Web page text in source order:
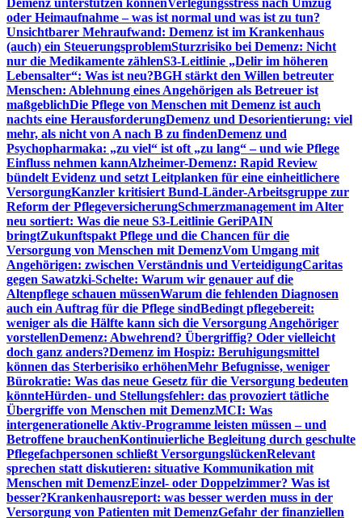
Demenz unterstützen könnenVerlegungsstress nach Umzug
oder Heimaufnahme – was ist normal und was ist zu tun?
Unsichtbarer Mehraufwand: Demenz ist im Krankenhaus
(auch) ein SteuerungsproblemSturzrisiko bei Demenz: Nicht
nur die Medikamente zählenS3-Leitlinie „Delir im höheren
Lebensalter“: Was ist neu?BGH stärkt den Willen betreuter
Menschen: Ablehnung eines Angehörigen als Betreuer ist
maßgeblichDie Pflege von Menschen mit Demenz ist auch
nachts eine HerausforderungDemenz und Desorientierung: viel
mehr, als nicht von A nach B zu findenDemenz und
Psychopharmaka: „zu viel“ ist oft „zu lang“ – und wie Pflege
Einfluss nehmen kannAlzheimer-Demenz: Rapid Review
bündelt Evidenz und setzt Leitplanken für eine einheitlichere
VersorgungKanzler kritisiert Bund-Länder-Arbeitsgruppe zur
Reform der PflegeversicherungSchmerzmanagement im Alter
neu sortiert: Was die neue S3-Leitlinie GeriPAIN
bringtZukunftspakt Pflege und die Chancen für die
Versorgung von Menschen mit DemenzVom Umgang mit
Angehörigen: zwischen Verständnis und VerteidigungCaritas
gegen Sawatzki-Schelte: Warum wir genauer auf die
Altenpflege schauen müssenWarum die fehlenden Diagnosen
auch ein Auftrag für die Pflege sindBedingt pflegebereit:
weniger als die Hälfte kann sich die Versorgung Angehöriger
vorstellenDemenz: Abwehrend? Übergriffig? Oder vielleicht
doch ganz anders?Demenz im Hospiz: Beruhigungsmittel
können das Sterberisiko erhöhenMehr Befugnisse, weniger
Bürokratie: Was das neue Gesetz für die Versorgung bedeuten
könnteHürden- und Stellungsfehler: das provoziert tätliche
Übergriffe von Menschen mit DemenzMCI: Was
intergenerationelle Aktiv-Programme leisten müssen – und
Betroffene brauchenKontinuierliche Begleitung durch geschulte
Pflegefachpersonen schließt VersorgungslückenRelevant
sprechen statt diskutieren: situative Kommunikation mit
Menschen mit DemenzEinzel- oder Doppelzimmer? Was ist
besser?Krankenhausreport: was besser werden muss in der
Versorgung von Patienten mit DemenzGefahr der finanziellen